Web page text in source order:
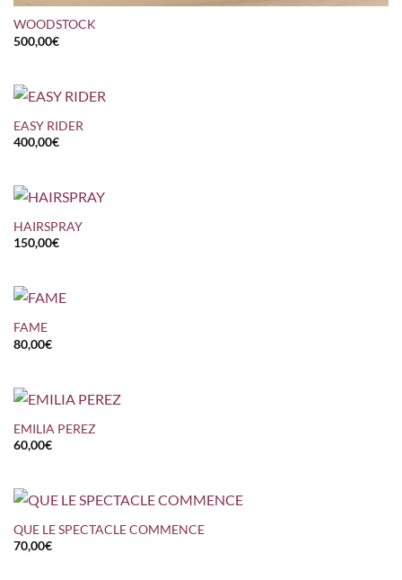
WOODSTOCK
500,00€
EASY RIDER
400,00€
HAIRSPRAY
150,00€
FAME
80,00€
EMILIA PEREZ
60,00€
QUE LE SPECTACLE COMMENCE
70,00€